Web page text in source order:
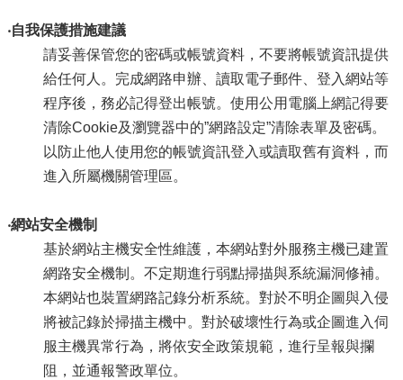
‧自我保護措施建議
請妥善保管您的密碼或帳號資料，不要將帳號資訊提供
給任何人。完成網路申辦、讀取電子郵件、登入網站等
程序後，務必記得登出帳號。使用公用電腦上網記得要
清除Cookie及瀏覽器中的”網路設定”清除表單及密碼。
以防止他人使用您的帳號資訊登入或讀取舊有資料，而
進入所屬機關管理區。
‧網站安全機制
基於網站主機安全性維護，本網站對外服務主機已建置
網路安全機制。不定期進行弱點掃描與系統漏洞修補。
本網站也裝置網路記錄分析系統。對於不明企圖與入侵
將被記錄於掃描主機中。對於破壞性行為或企圖進入伺
服主機異常行為，將依安全政策規範，進行呈報與攔
阻，並通報警政單位。